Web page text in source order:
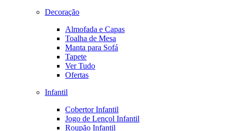
Decoração
Almofada e Capas
Toalha de Mesa
Manta para Sofá
Tapete
Ver Tudo
Ofertas
Infantil
Cobertor Infantil
Jogo de Lençol Infantil
Roupão Infantil